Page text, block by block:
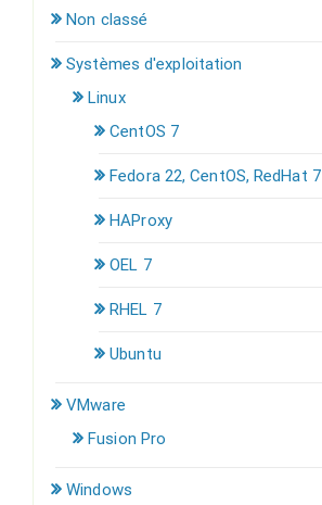
Non classé
Systèmes d'exploitation
Linux
CentOS 7
Fedora 22, CentOS, RedHat 7
HAProxy
OEL 7
RHEL 7
Ubuntu
VMware
Fusion Pro
Windows